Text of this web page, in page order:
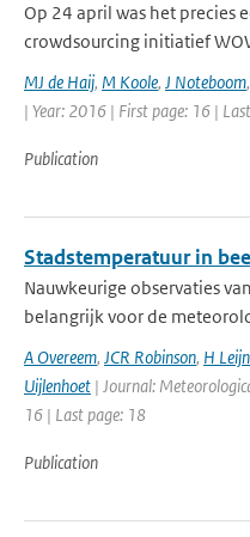
Op 24 april was het precies
crowdsourcing initiatief
MJ de Haij, M Koole, J Noteboom,
| Year: 2016 | First page: 16 |
Publication
Stadstemperatuur in
Nauwkeurige observaties
belangrijk voor de
A Overeem, JCR Robinson, H
Uijlenhoet | Journal:
16 | Last page: 18
Publication